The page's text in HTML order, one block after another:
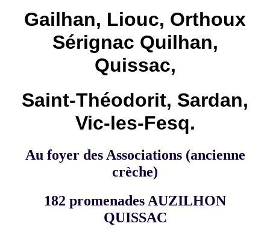
Gailhan, Liouc, Orthoux
Sérignac Quilhan,
Quissac,
Saint-Théodorit, Sardan,
Vic-les-Fesq.
Au foyer des Associations (ancienne
crèche)
182 promenades AUZILHON
QUISSAC